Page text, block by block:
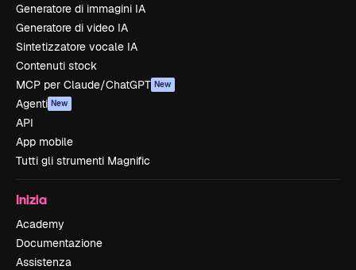
Generatore di immagini IA
Generatore di video IA
Sintetizzatore vocale IA
Contenuti stock
MCP per Claude/ChatGPT New
Agenti New
API
App mobile
Tutti gli strumenti Magnific
Inizia
Academy
Documentazione
Assistenza